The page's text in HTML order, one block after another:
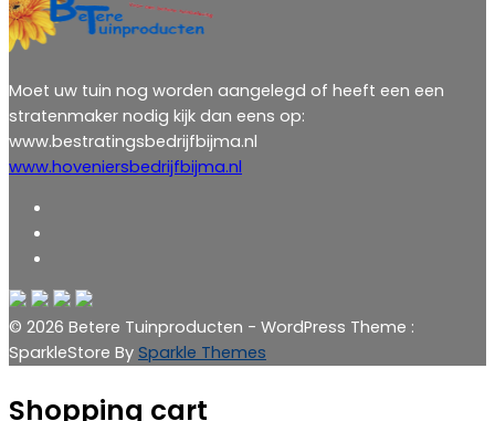
Moet uw tuin nog worden aangelegd of heeft een een
stratenmaker nodig kijk dan eens op:
www.bestratingsbedrijfbijma.nl
www.hoveniersbedrijfbijma.nl
© 2026 Betere Tuinproducten - WordPress Theme :
SparkleStore By Sparkle Themes
Shopping cart